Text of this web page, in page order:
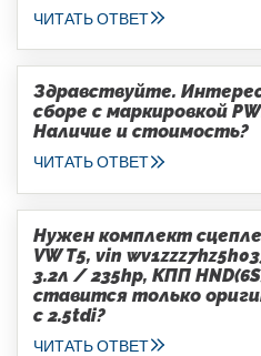
ЧИТАТЬ ОТВЕТ
Здравствуйте.
сборе с маркировкой
Наличие и стоимость?
ЧИТАТЬ ОТВЕТ
Нужен комплект
VW T5, vin
3.2л / 235hp, КПП
ставится только
с 2.5tdi?
ЧИТАТЬ ОТВЕТ